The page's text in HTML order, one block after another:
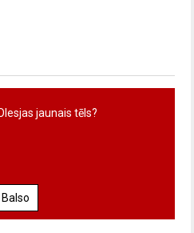
jaunais tēls?
Balso